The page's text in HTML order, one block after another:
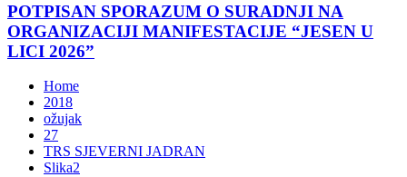
POTPISAN SPORAZUM O SURADNJI NA
ORGANIZACIJI MANIFESTACIJE “JESEN U
LICI 2026”
Home
2018
ožujak
27
TRS SJEVERNI JADRAN
Slika2